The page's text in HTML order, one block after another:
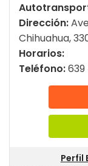
Dirección:
Chihuahua,
Horarios:
Teléfono:639
Perfil